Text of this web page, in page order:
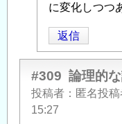
に変化しつつ
返信
#309 論理的
投稿者 匿名投
15:27